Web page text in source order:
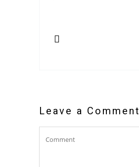
Leave a Comment